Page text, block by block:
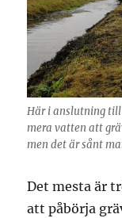
Här i anslutning
mera vatten att
men det är sånt
Det mesta är
att påbörja